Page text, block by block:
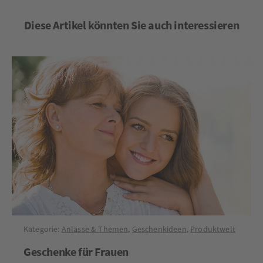
Diese Artikel könnten Sie auch interessieren
Kategorie: Anlässe & Themen, Geschenkideen, Produktwelt
Geschenke für Frauen